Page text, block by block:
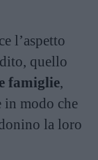
l’aspetto
quello
famiglie,
in modo che
la loro